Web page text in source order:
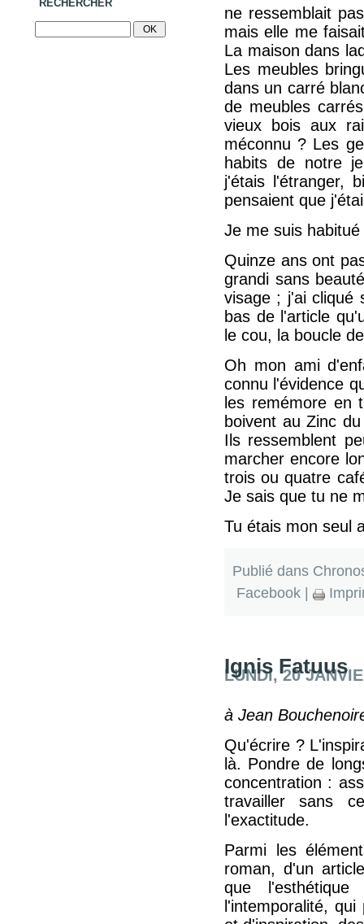
RECHERCHER
ne ressemblait
mais elle me
La maison dans
Les meubles
dans un carré
de meubles
vieux bois aux
méconnu ? Les
habits de notre
j'étais l'étranger,
pensaient que
Je me suis
Quinze ans ont
grandi sans
visage ; j'ai cliqué
bas de l'article
le cou, la boucle
Oh mon ami
connu l'évidence
les remémore en
boivent au Zinc
Ils ressemblent
marcher encore
trois ou quatre
Je sais que tu ne
Tu étais mon seul
Publié dans
Facebook
LUNDI, 20
Ignis Fatuus
à Jean
Qu'écrire ?
là. Pondre de
concentration :
travailler sans
l'exactitude.
Parmi les
roman, d'un
que
l'intemporalité,